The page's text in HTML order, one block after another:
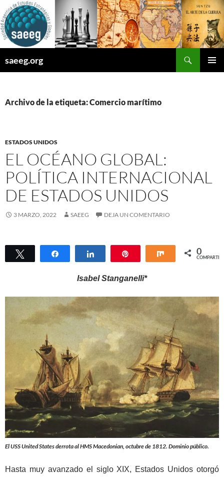
Saltar
al
contenido
saeeg.org
Archivo de la etiqueta: Comercio marítimo
ESTADOS UNIDOS
EL OCÉANO GLOBAL:
POLÍTICA INTERNACIONAL
DE ESTADOS UNIDOS
3 MARZO, 2022 SAEEG DEJA UN COMENTARIO
Twittear Compartir Compartir Compartir
0
COMPARTIR
Isabel Stanganelli*
El USS United States derrota al HMS Macedonian, octubre de 1812. Dominio público.
Hasta muy avanzado el siglo XIX, Estados Unidos otorgó